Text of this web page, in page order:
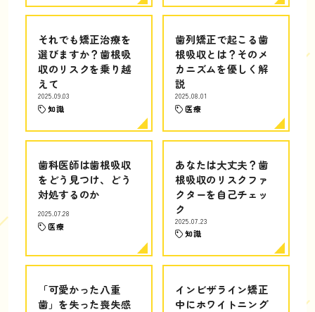
それでも矯正治療を
選びますか？歯根吸
収のリスクを乗り越
えて
2025.09.03
知識
歯列矯正で起こる歯
根吸収とは？そのメ
カニズムを優しく解
説
2025.08.01
医療
歯科医師は歯根吸収
をどう見つけ、どう
対処するのか
2025.07.28
医療
あなたは大丈夫？歯
根吸収のリスクファ
クターを自己チェッ
ク
2025.07.23
知識
「可愛かった八重
歯」を失った喪失感
インビザライン矯正
中にホワイトニング